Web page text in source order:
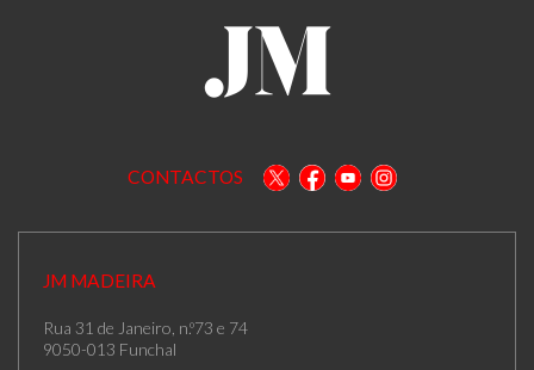
CONTACTOS
JM MADEIRA
Rua 31 de Janeiro, n.º73 e 74
9050-013 Funchal